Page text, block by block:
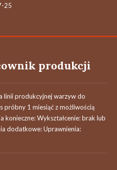
25
produkcji
linii produkcyjnej warzyw do
próbny 1 miesiąć z możliwością
konieczne: Wykształcenie: brak lub
dodatkowe: Uprawnienia: